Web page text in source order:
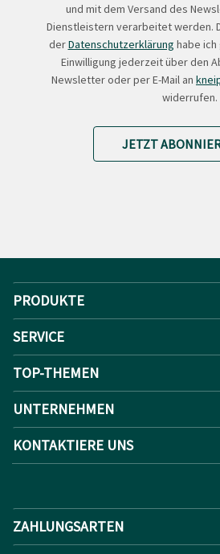
und mit dem Versand des
Dienstleistern verarbeitet werden.
derDatenschutzerklärung habe ich
Einwilligung jederzeit über den
Newsletter oder per E-Mail an
widerrufen.
JETZT
PRODUKTE
SERVICE
TOP-THEMEN
UNTERNEHMEN
KONTAKTIERE UNS
ZAHLUNGSARTEN